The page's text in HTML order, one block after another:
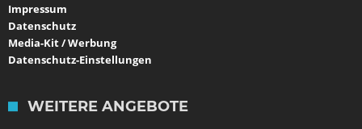
Impressum
Datenschutz
Media-Kit / Werbung
Datenschutz-Einstellungen
WEITERE ANGEBOTE